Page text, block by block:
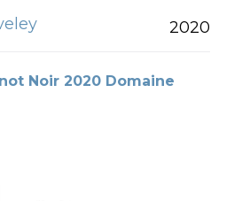
2020
Noir 2020 Domaine